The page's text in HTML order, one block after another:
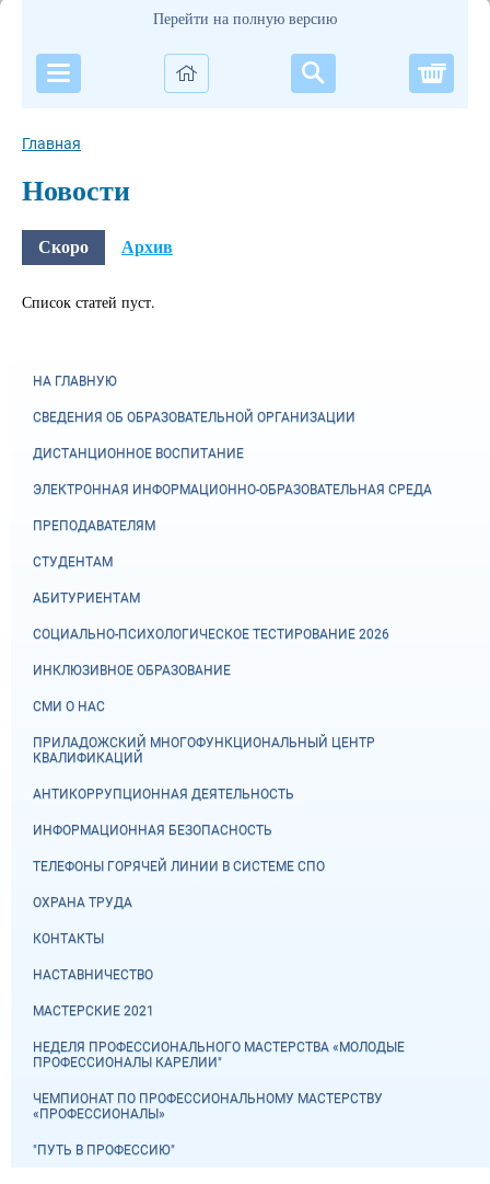
Перейти на полную версию
Главная
Новости
Скоро Архив
Список статей пуст.
НА ГЛАВНУЮ
СВЕДЕНИЯ ОБ ОБРАЗОВАТЕЛЬНОЙ ОРГАНИЗАЦИИ
ДИСТАНЦИОННОЕ ВОСПИТАНИЕ
ЭЛЕКТРОННАЯ ИНФОРМАЦИОННО-ОБРАЗОВАТЕЛЬНАЯ СРЕДА
ПРЕПОДАВАТЕЛЯМ
СТУДЕНТАМ
АБИТУРИЕНТАМ
СОЦИАЛЬНО-ПСИХОЛОГИЧЕСКОЕ ТЕСТИРОВАНИЕ 2026
ИНКЛЮЗИВНОЕ ОБРАЗОВАНИЕ
СМИ О НАС
ПРИЛАДОЖСКИЙ МНОГОФУНКЦИОНАЛЬНЫЙ ЦЕНТР
КВАЛИФИКАЦИЙ
АНТИКОРРУПЦИОННАЯ ДЕЯТЕЛЬНОСТЬ
ИНФОРМАЦИОННАЯ БЕЗОПАСНОСТЬ
ТЕЛЕФОНЫ ГОРЯЧЕЙ ЛИНИИ В СИСТЕМЕ СПО
ОХРАНА ТРУДА
КОНТАКТЫ
НАСТАВНИЧЕСТВО
МАСТЕРСКИЕ 2021
НЕДЕЛЯ ПРОФЕССИОНАЛЬНОГО МАСТЕРСТВА «МОЛОДЫЕ
ПРОФЕССИОНАЛЫ КАРЕЛИИ"
ЧЕМПИОНАТ ПО ПРОФЕССИОНАЛЬНОМУ МАСТЕРСТВУ
«ПРОФЕССИОНАЛЫ»
"ПУТЬ В ПРОФЕССИЮ"